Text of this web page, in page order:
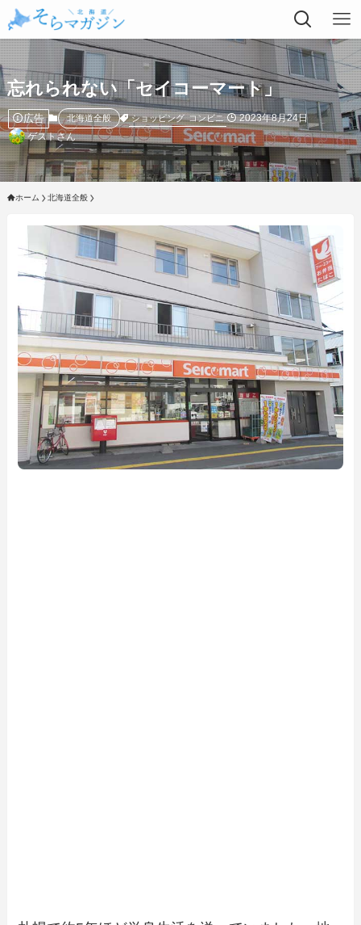
忘れられない「セイコーマート」
広告 北海道全般 ショッピング コンビニ
2023年8月24日
ゲストさん
ホーム 北海道全般